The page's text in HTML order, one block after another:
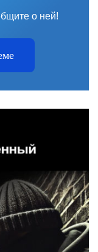
о ней!